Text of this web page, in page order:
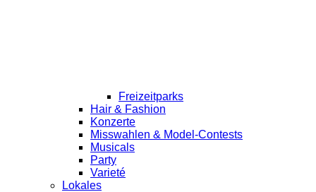
Freizeitparks
Hair & Fashion
Konzerte
Misswahlen & Model-Contests
Musicals
Party
Varieté
Lokales